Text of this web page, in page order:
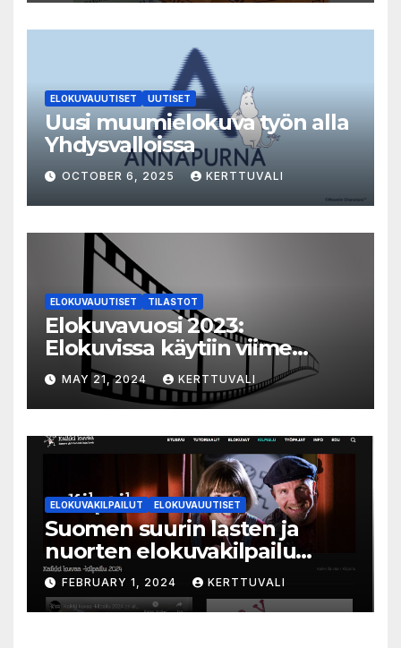
ELOKUVAUUTISET UUTISET
Uusi muumielokuva työn alla
Yhdysvalloissa
OCTOBER 6, 2025 KERTTUVALI
ELOKUVAUUTISET TILASTOT
Elokuvavuosi 2023:
Elokuvissa käytiin viime
vuonna 7,2 miljoonaa kertaa
ympäri Suomen
MAY 21, 2024 KERTTUVALI
ELOKUVAKILPAILUT ELOKUVAUUTISET
Suomen suurin lasten ja
nuorten elokuvakilpailu
alkaa – suojelijana Aki
Kaurismäki
FEBRUARY 1, 2024 KERTTUVALI